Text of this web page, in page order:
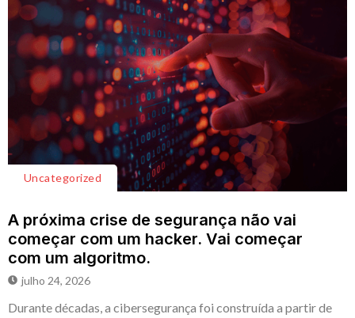
Uncategorized
A próxima crise de segurança não vai
começar com um hacker. Vai começar
com um algoritmo.
julho 24, 2026
Durante décadas, a cibersegurança foi construída a partir de